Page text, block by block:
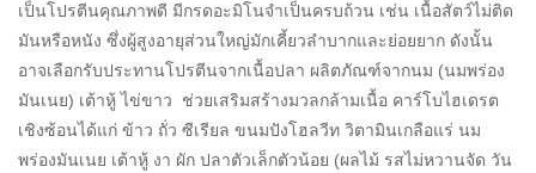
เป็นโปรตีนคุณภาพดี มีกรดอะมิโนจำเป็นครบถ้วน เช่น เนื้อสัตว์ไม่ติด
มันหรือหนัง ซึ่งผู้สูงอายุส่วนใหญ่มักเคี้ยวลำบากและย่อยยาก ดังนั้น
อาจเลือกรับประทานโปรตีนจากเนื้อปลา ผลิตภัณฑ์จากนม (นมพร่อง
มันเนย) เต้าหู้ ไข่ขาว ช่วยเสริมสร้างมวลกล้ามเนื้อ คาร์โบไฮเดรต
เชิงซ้อนได้แก่ ข้าว ถั่ว ซีเรียล ขนมปังโฮลวีท วิตามินเกลือแร่ นม
พร่องมันเนย เต้าหู้ งา ผัก ปลาตัวเล็กตัวน้อย (ผลไม้ รสไม่หวานจัด วัน